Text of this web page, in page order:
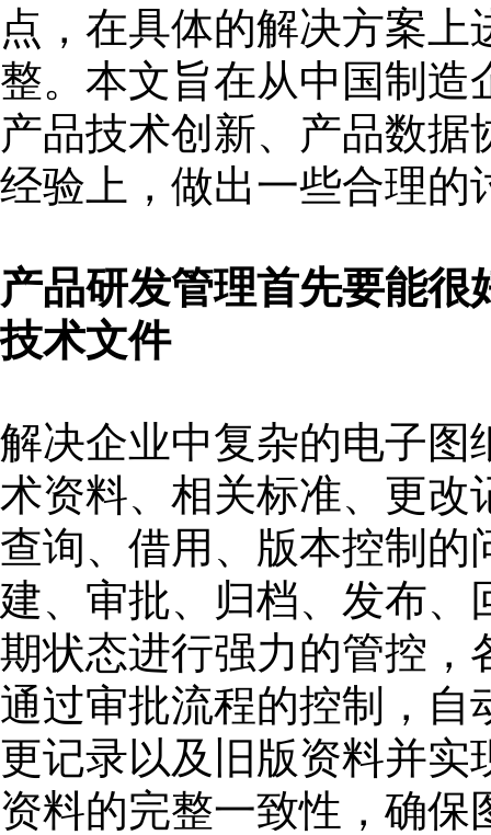
点，在具体的解决方案上
整。本文旨在从中国制造
产品技术创新、产品数据
经验上，做出一些合理的
产品研发管理首先要能很
技术文件
解决企业中复杂的电子图
术资料、相关标准、更改
查询、借用、版本控制的
建、审批、归档、发布、
期状态进行强力的管控，
通过审批流程的控制，自
更记录以及旧版资料并实
资料的完整一致性，确保